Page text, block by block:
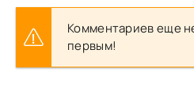
Комментариев еще
первым!